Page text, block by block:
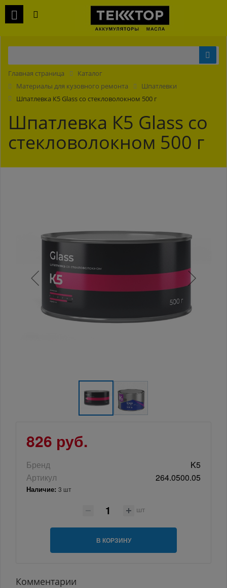
Главная страница
Каталог
Материалы для кузовного ремонта
Шпатлевки
Шпатлевка К5 Glass со стекловолокном 500 г
Шпатлевка К5 Glass со
стекловолокном 500 г
826 руб.
Бренд
K5
Артикул
264.0500.05
Наличие: 3 шт
шт
В КОРЗИНУ
Комментарии